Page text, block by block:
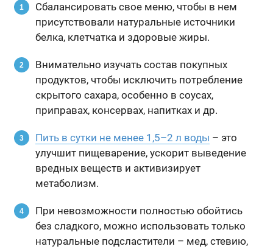
Сбалансировать свое меню, чтобы в нем
присутствовали натуральные источники
белка, клетчатка и здоровые жиры.
Внимательно изучать состав покупных
продуктов, чтобы исключить потребление
скрытого сахара, особенно в соусах,
приправах, консервах, напитках и др.
Пить в сутки не менее 1,5–2 л воды – это
улучшит пищеварение, ускорит выведение
вредных веществ и активизирует
метаболизм.
При невозможности полностью обойтись
без сладкого, можно использовать только
натуральные подсластители – мед, стевию,